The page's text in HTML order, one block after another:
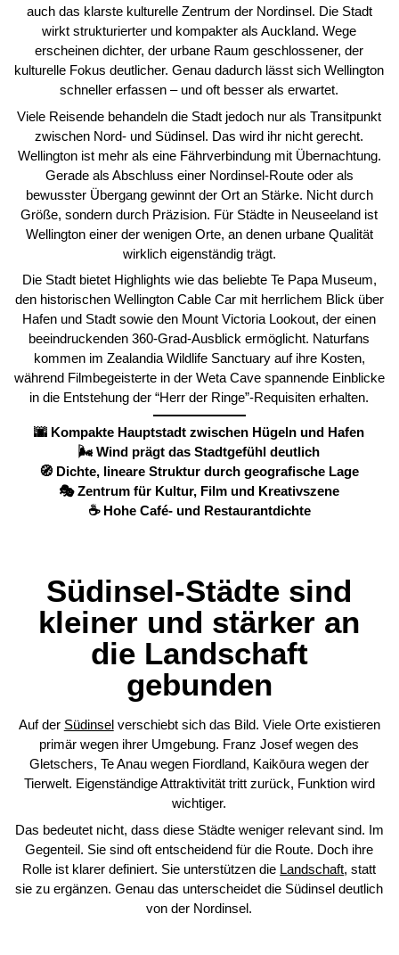
auch das klarste kulturelle Zentrum der Nordinsel. Die Stadt
wirkt strukturierter und kompakter als Auckland. Wege
erscheinen dichter, der urbane Raum geschlossener, der
kulturelle Fokus deutlicher. Genau dadurch lässt sich Wellington
schneller erfassen – und oft besser als erwartet.
Viele Reisende behandeln die Stadt jedoch nur als Transitpunkt
zwischen Nord- und Südinsel. Das wird ihr nicht gerecht.
Wellington ist mehr als eine Fährverbindung mit Übernachtung.
Gerade als Abschluss einer Nordinsel-Route oder als
bewusster Übergang gewinnt der Ort an Stärke. Nicht durch
Größe, sondern durch Präzision. Für Städte in Neuseeland ist
Wellington einer der wenigen Orte, an denen urbane Qualität
wirklich eigenständig trägt.
Die Stadt bietet Highlights wie das beliebte Te Papa Museum,
den historischen Wellington Cable Car mit herrlichem Blick über
Hafen und Stadt sowie den Mount Victoria Lookout, der einen
beeindruckenden 360-Grad-Ausblick ermöglicht. Naturfans
kommen im Zealandia Wildlife Sanctuary auf ihre Kosten,
während Filmbegeisterte in der Weta Cave spannende Einblicke
in die Entstehung der “Herr der Ringe”-Requisiten erhalten.
🌆 Kompakte Hauptstadt zwischen Hügeln und Hafen
🌬️ Wind prägt das Stadtgefühl deutlich
🧭 Dichte, lineare Struktur durch geografische Lage
🎭 Zentrum für Kultur, Film und Kreativszene
☕ Hohe Café- und Restaurantdichte
Südinsel-Städte sind
kleiner und stärker an
die Landschaft
gebunden
Auf der Südinsel verschiebt sich das Bild. Viele Orte existieren
primär wegen ihrer Umgebung. Franz Josef wegen des
Gletschers, Te Anau wegen Fiordland, Kaikōura wegen der
Tierwelt. Eigenständige Attraktivität tritt zurück, Funktion wird
wichtiger.
Das bedeutet nicht, dass diese Städte weniger relevant sind. Im
Gegenteil. Sie sind oft entscheidend für die Route. Doch ihre
Rolle ist klarer definiert. Sie unterstützen die Landschaft , statt
sie zu ergänzen. Genau das unterscheidet die Südinsel deutlich
von der Nordinsel.